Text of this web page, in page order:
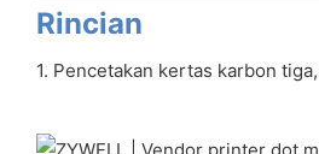
Rincian
1. Pencetakan kertas karbon